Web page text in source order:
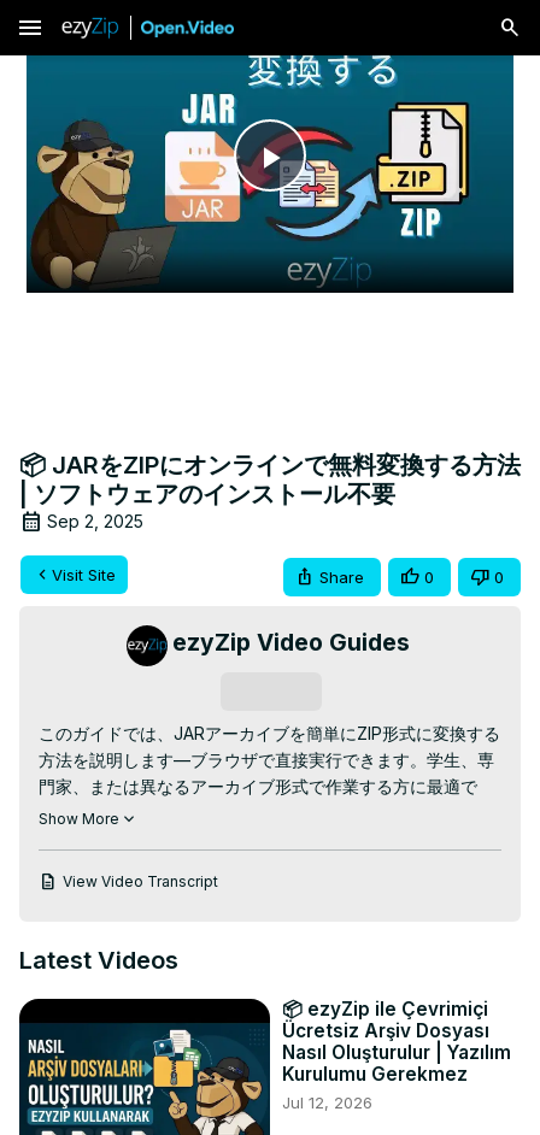
menu
Play
Video
📦 JARをZIPにオンラインで無料変換する方法
| ソフトウェアのインストール不要
Sep 2, 2025
Visit Site Share 0 0
ezyZip Video Guides
このガイドでは、JARアーカイブを簡単にZIP形式に変換する
方法を説明します—ブラウザで直接実行できます。学生、専
門家、または異なるアーカイブ形式で作業する方に最適で
す！
簡単な3ステップのプロセス:
す。
2. "ZIPに変換"を押して、変換処理を実行させます。
3. "ZIPファイルを保存"をクリックして、新しいアーカイブ
をダウンロードします。
なぜJARをZIPに変換するのか？ZIPはより良い互換性に最適
で、スムーズなアーカイブ処理を保証し、すべてのシステム
Show More
View Video Transcript
Latest Videos
📦 ezyZip ile Çevrimiçi
Ücretsiz Arşiv Dosyası
Nasıl Oluşturulur | Yazılım
Kurulumu Gerekmez
Jul 12, 2026